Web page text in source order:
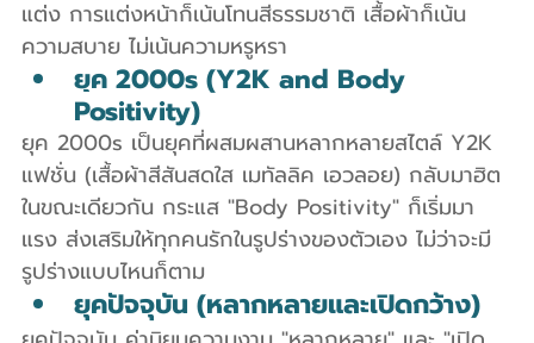
แต่ง การแต่งหน้าก็เน้นโทนสีธรรมชาติ เสื้อผ้าก็เน้น
ความสบาย ไม่เน้นความหรูหรา
ยุค 2000s (Y2K and Body
Positivity)
ยุค 2000s เป็นยุคที่ผสมผสานหลากหลายสไตล์ Y2K
แฟชั่น (เสื้อผ้าสีสันสดใส เมทัลลิค เอวลอย) กลับมาฮิต
ในขณะเดียวกัน กระแส "Body Positivity" ก็เริ่มมา
แรง ส่งเสริมให้ทุกคนรักในรูปร่างของตัวเอง ไม่ว่าจะมี
รูปร่างแบบไหนก็ตาม
ยุคปัจจุบัน (หลากหลายและเปิดกว้าง)